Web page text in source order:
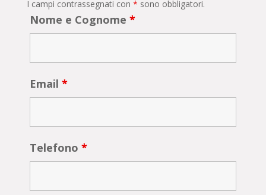
I campi contrassegnati con * sono obbligatori.
Nome e Cognome *
Email *
Telefono *